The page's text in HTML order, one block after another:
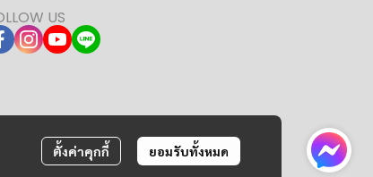
ตั้งค่าคุกกี้ ยอมรับทั้งหมด
US